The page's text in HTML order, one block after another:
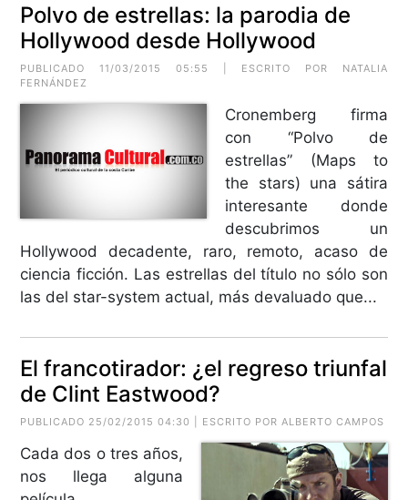
Polvo de estrellas: la parodia de
Hollywood desde Hollywood
PUBLICADO 11/03/2015 05:55 | ESCRITO POR NATALIA
FERNÁNDEZ
Cronemberg firma
con “Polvo de
estrellas” (Maps to
the stars) una sátira
interesante donde
descubrimos un
Hollywood decadente, raro, remoto, acaso de
ciencia ficción. Las estrellas del título no sólo son
las del star-system actual, más devaluado que...
El francotirador: ¿el regreso triunfal
de Clint Eastwood?
PUBLICADO 25/02/2015 04:30 | ESCRITO POR ALBERTO CAMPOS
Cada dos o tres años,
nos llega alguna